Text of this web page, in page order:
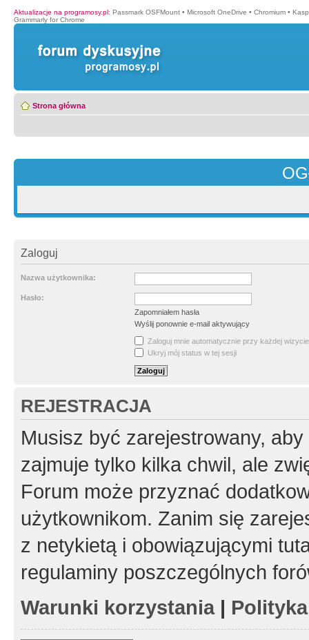
Aktualizacje na programosy.pl: Passmark OSFMount • Microsoft OneDrive • Chromium •
Grammarly for Chrome
Strona główna
Zaloguj
Nazwa użytkownika:
Hasło:
Zapomniałem hasła
Wyślij ponownie e-mail aktywujący
Zaloguj mnie automatycznie przy każdej wizycie
Ukryj mój status w tej sesji
REJESTRACJA
Musisz być zarejestrowany,
zajmuje tylko kilka chwil, ale
Forum może przyznać
użytkownikom. Zanim się
z netykietą i obowiązującymi
regulaminy poszczególnych
Warunki korzystania|